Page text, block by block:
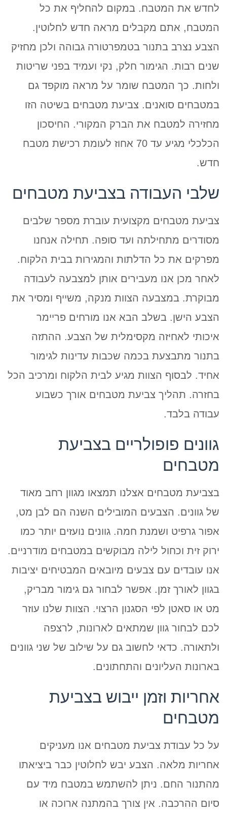
לחדש את המטבח. במקום להחליף את כל
המטבח, אתם מקבלים מראה חדש לחלוטין.
הצבע נצרב בתנור בטמפרטורה גבוהה ולכן מחזיק
שנים רבות. הגימור חלק, נקי ועמיד בפני שריטות
ולחות. כך המטבח שומר על מראה מוקפד גם
במטבחים סואנים. צביעת מטבחים בשיטה הזו
מחזירה למטבח את הברק המקורי. החיסכון
הכלכלי מגיע עד 70 אחוז לעומת רכישת מטבח
חדש.
שלבי העבודה בצביעת מטבחים
צביעת מטבחים מקצועית עוברת מספר שלבים
מסודרים מתחילתה ועד סופה. תחילה אנחנו
מפרקים את כל הדלתות והמגירות בבית הלקוח.
לאחר מכן אנו מעבירים אותן למצבעה לעבודה
מבוקרת. במצבעה הצוות מנקה, משייף ומסיר את
הצבע הישן. בשלב הבא אנו מורחים פריימר
איכותי לאחיזה מקסימלית של הצבע. ההתזה
בתנור מתבצעת בכמה שכבות עדינות לגימור
אחיד. לבסוף הצוות מגיע לבית הלקוח ומרכיב הכל
בחזרה. תהליך צביעת מטבחים אורך כשבוע
עבודה בלבד.
גוונים פופולריים בצביעת
מטבחים
בצביעת מטבחים אצלנו תמצאו מגוון רחב מאוד
של גוונים. הצבעים המובילים השנה הם לבן מט,
אפור גרפיט ושמנת חמה. גוונים נועזים יותר כמו
ירוק זית וכחול לילה מבוקשים במטבחים מודרניים.
אנו עובדים עם צבעים מיובאים המבטיחים יציבות
בגוון לאורך זמן. אפשר לבחור גם גימור מבריק,
מט או סאטן לפי הסגנון הרצוי. הצוות שלנו עוזר
לכם לבחור גוון שמתאים לארונות, לרצפה
ולתאורה. כדאי לחשוב גם על שילוב של שני גוונים
בארונות העליונים והתחתונים.
אחריות וזמן ייבוש בצביעת
מטבחים
על כל עבודת צביעת מטבחים אנו מעניקים
אחריות מלאה. הצבע יבש לחלוטין כבר ביציאתו
מהתנור החם. ניתן להשתמש במטבח מיד עם
סיום ההרכבה. אין צורך בהמתנה ארוכה או